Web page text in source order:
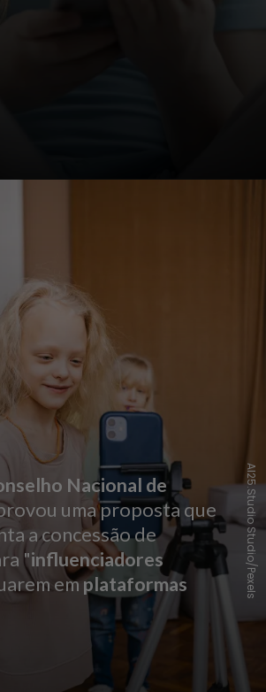
Nacional de
uma proposta que
a concessão de
"influenciadores
emplataformas
AI25.Studio Studio/Pexels